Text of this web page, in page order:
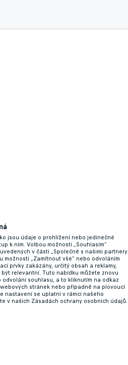
jsou údaje o prohlížení nebo jedinečné
k nim. Volbou možnosti „Souhlasím“
v části „Společně s našimi partnery
možnosti „Zamítnout vše“ nebo odvoláním
prvky zakázány, určitý obsah a reklamy,
relevantní. Tuto nabídku můžete znovu
souhlasu, a to kliknutím na odkaz
stránek nebo případně na plovoucí
nastavení se uplatní v rámci našeho
v našich Zásadách ochrany osobních údajů.